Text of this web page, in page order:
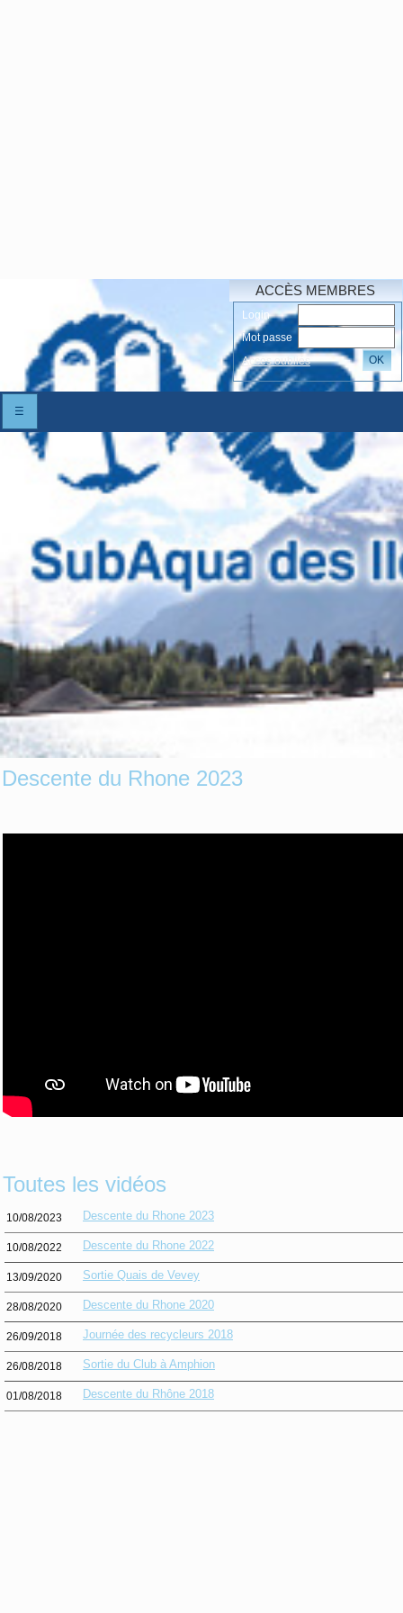
ACCÈS MEMBRES
Login
Mot passe
Accés oubliés
OK
☰
Descente du Rhone 2023
Toutes les vidéos
10/08/2023 Descente du Rhone 2023
10/08/2022 Descente du Rhone 2022
13/09/2020 Sortie Quais de Vevey
28/08/2020 Descente du Rhone 2020
26/09/2018 Journée des recycleurs 2018
26/08/2018 Sortie du Club à Amphion
01/08/2018 Descente du Rhône 2018